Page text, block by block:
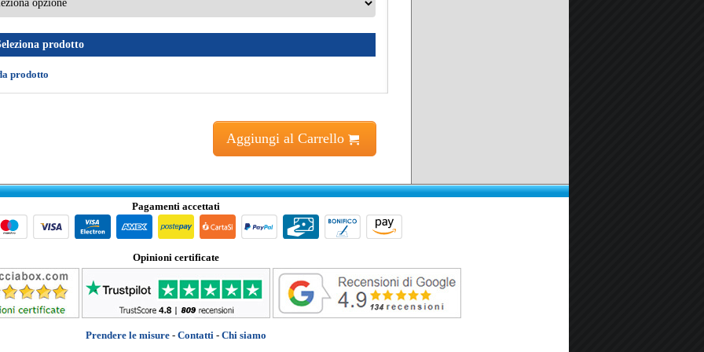
prodotto
prodotto
Aggiungi al Carrello
Pagamenti accettati
Opinioni certificate
Prendere le misure - Contatti - Chi siamo